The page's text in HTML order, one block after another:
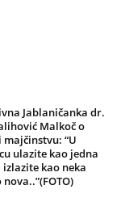
Jablaničanka dr.
Malkoč o
“U
ulazite kao jedna
izlazite kao neka